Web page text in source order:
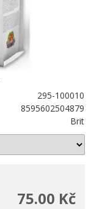
295-100010
8595602504879
Brit
75.00 Kč